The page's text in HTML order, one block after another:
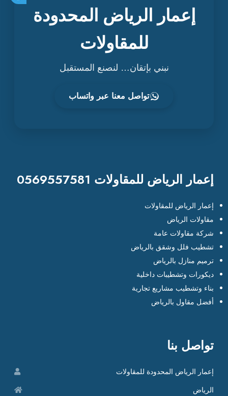
إعمار الرياض المحدودة
للمقاولات
نبني بإتقان… لنصنع المستقبل
تواصل معنا عبر واتساب
إعمار الرياض للمقاولات 0569557581
إعمار الرياض للمقاولات
مقاولات الرياض
شركة مقاولات عامة
تشطيب فلل وشقق بالرياض
ترميم منازل بالرياض
ديكورات وتشطيبات داخلية
بناء وتشطيب مشاريع تجارية
أفضل مقاول بالرياض
تواصل بنا
إعمار الرياض المحدودة للمقاولات
الرياض